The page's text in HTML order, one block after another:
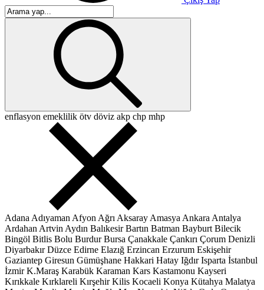
enflasyon emeklilik ötv döviz akp chp mhp
Adana Adıyaman Afyon Ağrı Aksaray Amasya Ankara Antalya
Ardahan Artvin Aydın Balıkesir Bartın Batman Bayburt Bilecik
Bingöl Bitlis Bolu Burdur Bursa Çanakkale Çankırı Çorum Denizli
Diyarbakır Düzce Edirne Elazığ Erzincan Erzurum Eskişehir
Gaziantep Giresun Gümüşhane Hakkari Hatay Iğdır Isparta İstanbul
İzmir K.Maraş Karabük Karaman Kars Kastamonu Kayseri
Kırıkkale Kırklareli Kırşehir Kilis Kocaeli Konya Kütahya Malatya